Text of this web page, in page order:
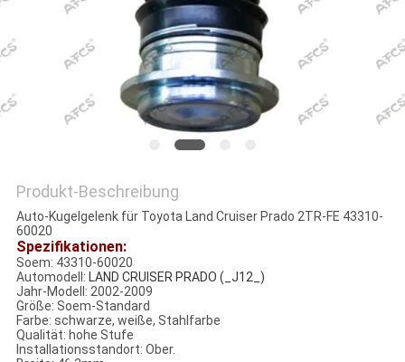
Produkt-Beschreibung
Auto-Kugelgelenk für Toyota Land Cruiser Prado 2TR-FE 43310-
60020
Spezifikationen:
Soem: 43310-60020
Automodell: LAND CRUISER PRADO (_J12_)
Jahr-Modell: 2002-2009
Größe: Soem-Standard
Farbe: schwarze, weiße, Stahlfarbe
Qualität: hohe Stufe
Installationsstandort: Ober.